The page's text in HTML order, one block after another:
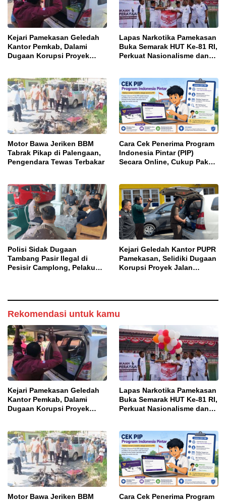
Kejari Pamekasan Geledah
Kantor Pemkab, Dalami
Dugaan Korupsi Proyek
Lapas Narkotika Pamekasan
Buka Semarak HUT Ke-81 RI,
Perkuat Nasionalisme dan
Motor Bawa Jeriken BBM
Tabrak Pikap di Palengaan,
Pengendara Tewas Terbakar
Cara Cek Penerima Program
Indonesia Pintar (PIP)
Secara Online, Cukup Pakai
Polisi Sidak Dugaan
Tambang Pasir Ilegal di
Pesisir Camplong, Pelaku
Kejari Geledah Kantor PUPR
Pamekasan, Selidiki Dugaan
Korupsi Proyek Jalan
Rekomendasi untuk kamu
Kejari Pamekasan Geledah
Kantor Pemkab, Dalami
Dugaan Korupsi Proyek
Lapas Narkotika Pamekasan
Buka Semarak HUT Ke-81 RI,
Perkuat Nasionalisme dan
Motor Bawa Jeriken BBM Cara Cek Penerima Program